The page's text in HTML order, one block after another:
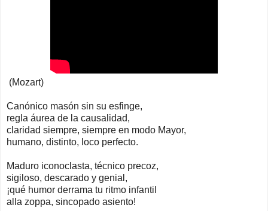
(Mozart)
Canónico masón sin su esfinge,
regla áurea de la causalidad,
claridad siempre, siempre en modo Mayor,
humano, distinto, loco perfecto.
Maduro iconoclasta, técnico precoz,
sigiloso, descarado y genial,
¡qué humor derrama tu ritmo infantil
alla zoppa, sincopado asiento!